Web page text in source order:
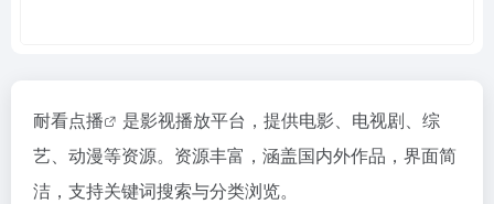
耐看点播
是影视播放平台，提供电影、电视剧、综
艺、动漫等资源。资源丰富，涵盖国内外作品，界面简
洁，支持关键词搜索与分类浏览。